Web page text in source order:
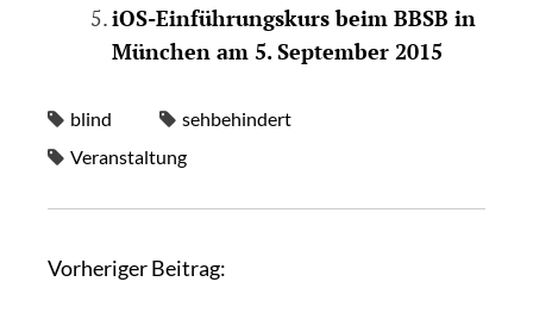
iOS-Einführungskurs beim BBSB in
München am 5. September 2015
blind
sehbehindert
Veranstaltung
Vorheriger Beitrag: